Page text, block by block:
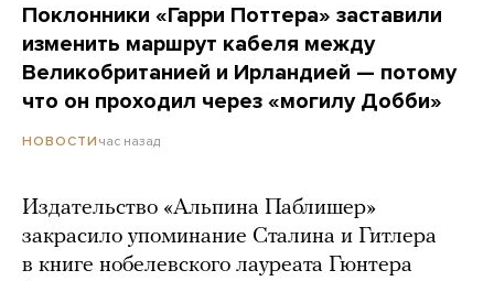
Поклонники «Гарри Поттера» заставили
изменить маршрут кабеля между
Великобританией и Ирландией — потому
что он проходил через «могилу Добби»
НОВОСТИ час назад
Издательство «Альпина Паблишер»
закрасило упоминание Сталина и Гитлера
в книге нобелевского лауреата Гюнтера